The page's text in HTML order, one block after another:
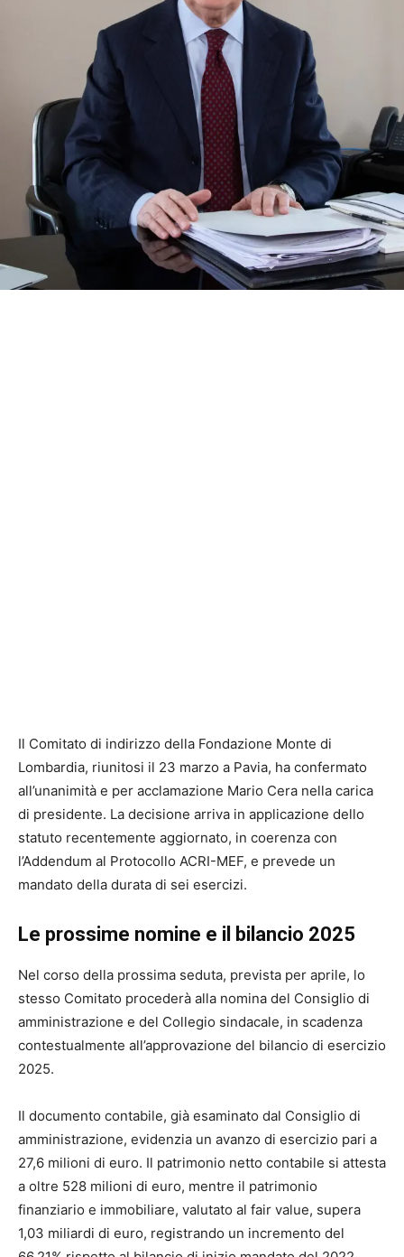
Il Comitato di indirizzo della Fondazione Monte di
Lombardia, riunitosi il 23 marzo a Pavia, ha confermato
all’unanimità e per acclamazione Mario Cera nella carica
di presidente. La decisione arriva in applicazione dello
statuto recentemente aggiornato, in coerenza con
l’Addendum al Protocollo ACRI-MEF, e prevede un
mandato della durata di sei esercizi.
Le prossime nomine e il bilancio 2025
Nel corso della prossima seduta, prevista per aprile, lo
stesso Comitato procederà alla nomina del Consiglio di
amministrazione e del Collegio sindacale, in scadenza
contestualmente all’approvazione del bilancio di esercizio
2025.
Il documento contabile, già esaminato dal Consiglio di
amministrazione, evidenzia un avanzo di esercizio pari a
27,6 milioni di euro. Il patrimonio netto contabile si attesta
a oltre 528 milioni di euro, mentre il patrimonio
finanziario e immobiliare, valutato al fair value, supera
1,03 miliardi di euro, registrando un incremento del